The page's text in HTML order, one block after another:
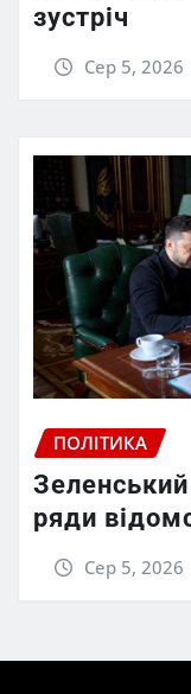
зустріч
Сер 5, 2026
ПОЛІТИКА
ряди
Сер 5, 2026